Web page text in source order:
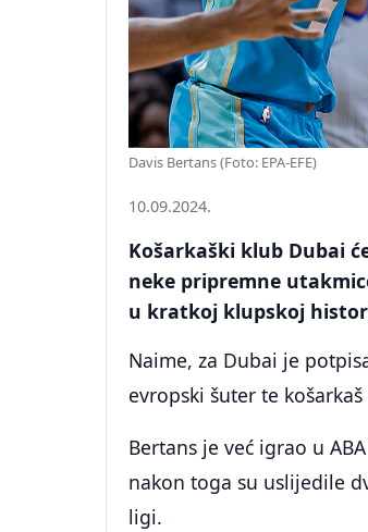
Davis Bertans (Foto: EPA-EFE)
10.09.2024.
Košarkaški klub Dubai
neke pripremne
u kratkoj klupskoj
Naime, za Dubai je
evropski šuter te
Bertans je već igrao u
nakon toga su uslijedile
ligi.